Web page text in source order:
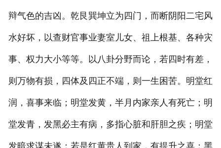
四柱八字
图片新闻
关于我们
风水名著
辩气色的吉凶。乾艮巽坤立为四门，而断阴阳二宅风
水好坏，以查财官事业妻室儿女、祖上根基、各种灾
事、权力大小等等。以八卦分野而论，若四时有差，
则万物有损，四体及四正不端，则一生困苦。明堂红
润，喜事来临；明堂发黄，半月内家亲人有死亡；明
堂发青，发黑必主有病，多指心脏和肝胆之疾；明堂